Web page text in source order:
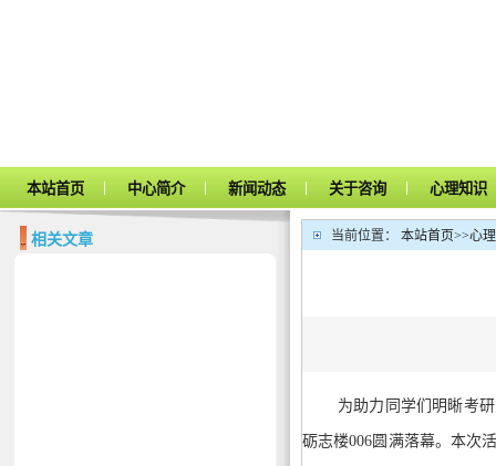
本站首页 | 中心简介 | 新闻动态 | 关于咨询 | 心理知识
相关文章 当前位置： 本站首页>>心
为助力同学们明晰考
砺志楼006圆满落幕。本次